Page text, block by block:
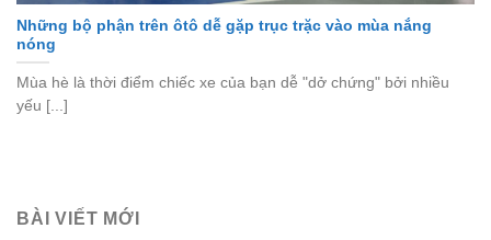
Những bộ phận trên ôtô dễ gặp trục trặc vào mùa nắng
nóng
Mùa hè là thời điểm chiếc xe của bạn dễ "dở chứng" bởi nhiều
yếu [...]
BÀI VIẾT MỚI